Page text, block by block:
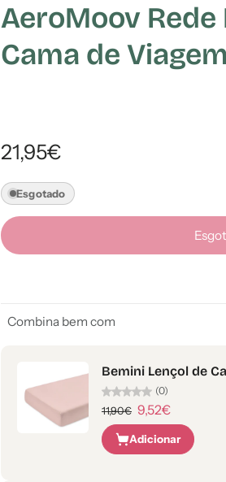
AeroMoov
Cama de Viagem
21,95€
Esgotado
Combina bem com
Bemini Lençol de
(0)
11,90€ 9,52€
Adicionar